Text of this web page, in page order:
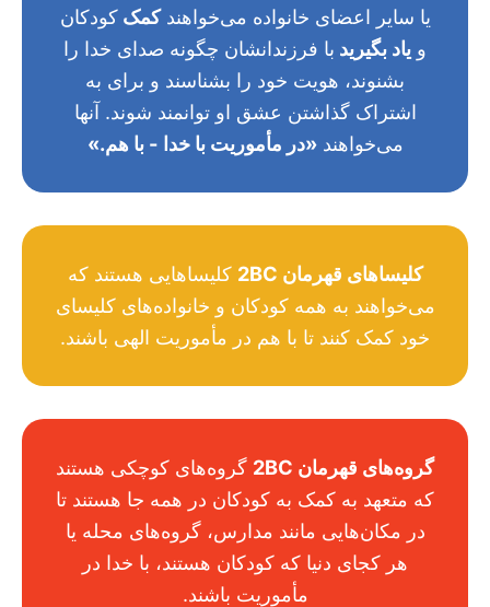
یا سایر اعضای خانواده می‌خواهندکمککودکان
و یاد بگیرید با فرزندانشان چگونه صدای خدا را
بشنوند، هویت خود را بشناسند و برای به
اشتراک گذاشتن عشق او توانمند شوند. آنها
می‌خواهند«در مأموریت با خدا - با هم.»
کلیساهای قهرمان 2BC
کلیساهایی هستند که
می‌خواهند به همه کودکان و خانواده‌های کلیسای
خود کمک کنند تا با هم در مأموریت الهی باشند.
گروه‌های قهرمان 2BC
گروه‌های کوچکی هستند
که متعهد به کمک به کودکان در همه جا هستند تا
در مکان‌هایی مانند مدارس، گروه‌های محله یا
هر کجای دنیا که کودکان هستند، با خدا در
مأموریت باشند.